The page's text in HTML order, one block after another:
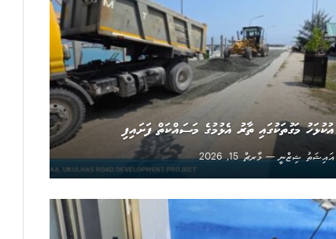
އުކުޅަހު މަގުތަކުގައި ތާރު އެޅުމުގެ މަސައްކަތް ފަށައިފި
އައިޝަތު ޝިޒްނީ
މާރޗް 15, 2026